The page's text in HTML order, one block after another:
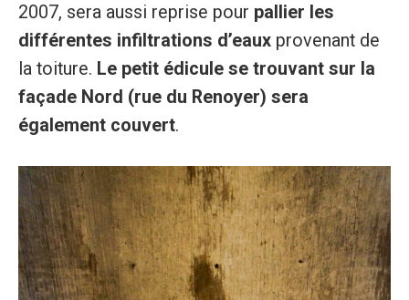
2007, sera aussi reprise pour pallier les
différentes infiltrations d’eaux provenant de
la toiture. Le petit édicule se trouvant sur la
façade Nord (rue du Renoyer) sera
également couvert.